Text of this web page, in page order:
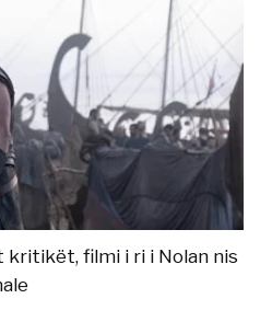
kritikët, filmi i ri i Nolan nis